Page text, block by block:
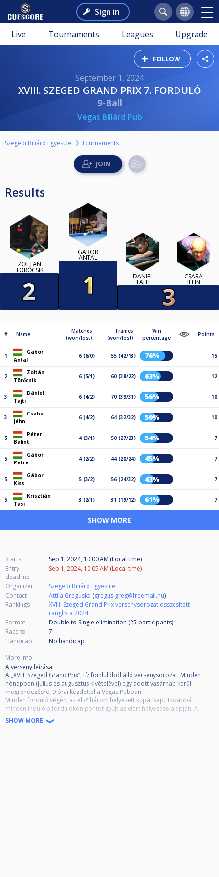
Sign in
Live Tournaments Leagues Upgrade
FOLLOW
September 1, 2024
XVIII. SZEGED GRAND PRIX 7. FORDULÓ
9-Ball
Vegas Biliárd Pub
Szegedi Biliárd Egyesület Tournaments
Results
ZOLTÁN
TÖRŐCSIK
GABOR
ANTAL
DÁNIEL
TAJTI
CSABA
JÉHN
# Name
Matches
(won/lost)
Frames
(won/lost)
Win
percentage
Points
1
Gabor
Antal
6 (6/0) 55 (42/13) 76% 15
2
Zoltán
Törőcsik
6 (5/1) 60 (38/22) 63% 12
3
Dániel
Tajti
6 (4/2) 70 (39/31) 56% 10
3
Csaba
Jéhn
6 (4/2) 64 (32/32) 50% 10
5
Péter
Bálint
4 (3/1) 50 (27/23) 54% 7
5
Gábor
Petre
4 (2/2) 44 (20/24) 45% 7
5
Gábor
Kiss
5 (3/2) 56 (24/32) 43% 7
5
Krisztián
Tasi
3 (2/1) 31 (19/12) 61% 7
SHOW MORE
Starts
Sep 1, 2024, 10:00 AM (Local time)
Entry
deadline
Sep 1, 2024, 10:05 AM (Local time)
Organizer
Szegedi Biliárd Egyesület
Contact
Attila Greguska (gregus.greg@freemail.hu)
Rankings
XVIII. Szeged Grand Prix versenysorozat összesített
ranglista 2024
Format
Double to Single elimination (25 participants)
Race to
7
Handicap
No handicap
More info
A verseny leírása:
A „XVIII. Szeged Grand Prix”, tíz fordulóból álló versenysorozat. Minden
hónapban (július és augusztus kivételével) egy adott vasárnap kerül
megrendezésre, 9 órai kezdettel a Vegas Pubban.
Minden forduló végén, az első három helyezett kupát kap. Továbbá
minden induló a fordulókon pontot gyűjt az elért helyezése alapján. A
tizedik forduló végén kialakult összesített ranglista alapján, az első 3
helyezettet díjazzuk, illetve a ranglista legjobb 16 helyezettje meghívást kap
SHOW MORE